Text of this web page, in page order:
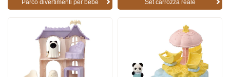
Parco divertimenti per bebè Set carrozza reale